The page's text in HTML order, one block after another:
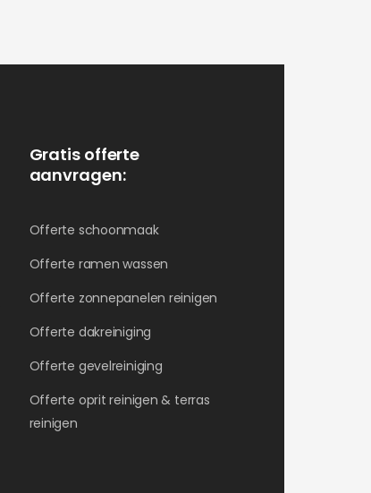
Gratis offerte
aanvragen:
Offerte schoonmaak
Offerte ramen wassen
Offerte zonnepanelen reinigen
Offerte dakreiniging
Offerte gevelreiniging
Offerte oprit reinigen & terras
reinigen